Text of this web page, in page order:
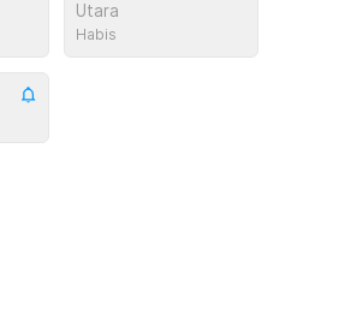
Utara
Habis